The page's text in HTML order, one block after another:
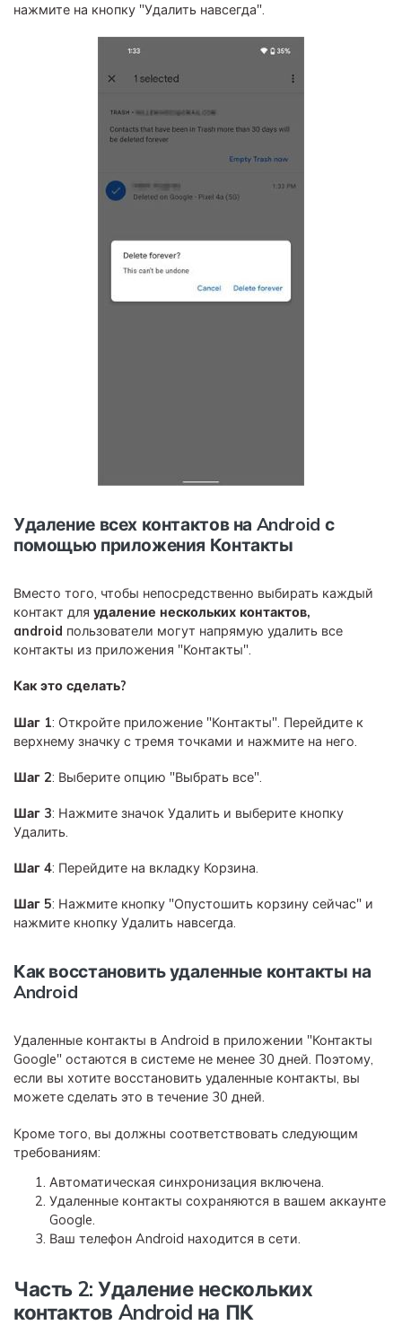
нажмите на кнопку "Удалить навсегда".
Удаление всех контактов на Android с
помощью приложения Контакты
Вместо того, чтобы непосредственно выбирать каждый
контакт для удаление нескольких контактов,
android пользователи могут напрямую удалить все
контакты из приложения "Контакты".
Как это сделать?
Шаг 1: Откройте приложение "Контакты". Перейдите к
верхнему значку с тремя точками и нажмите на него.
Шаг 2: Выберите опцию "Выбрать все".
Шаг 3: Нажмите значок Удалить и выберите кнопку
Удалить.
Шаг 4: Перейдите на вкладку Корзина.
Шаг 5: Нажмите кнопку "Опустошить корзину сейчас" и
нажмите кнопку Удалить навсегда.
Как восстановить удаленные контакты на
Android
Удаленные контакты в Android в приложении "Контакты
Google" остаются в системе не менее 30 дней. Поэтому,
если вы хотите восстановить удаленные контакты, вы
можете сделать это в течение 30 дней.
Кроме того, вы должны соответствовать следующим
требованиям:
Автоматическая синхронизация включена.
Удаленные контакты сохраняются в вашем аккаунте
Google.
Ваш телефон Android находится в сети.
Часть 2: Удаление нескольких
контактов Android на ПК